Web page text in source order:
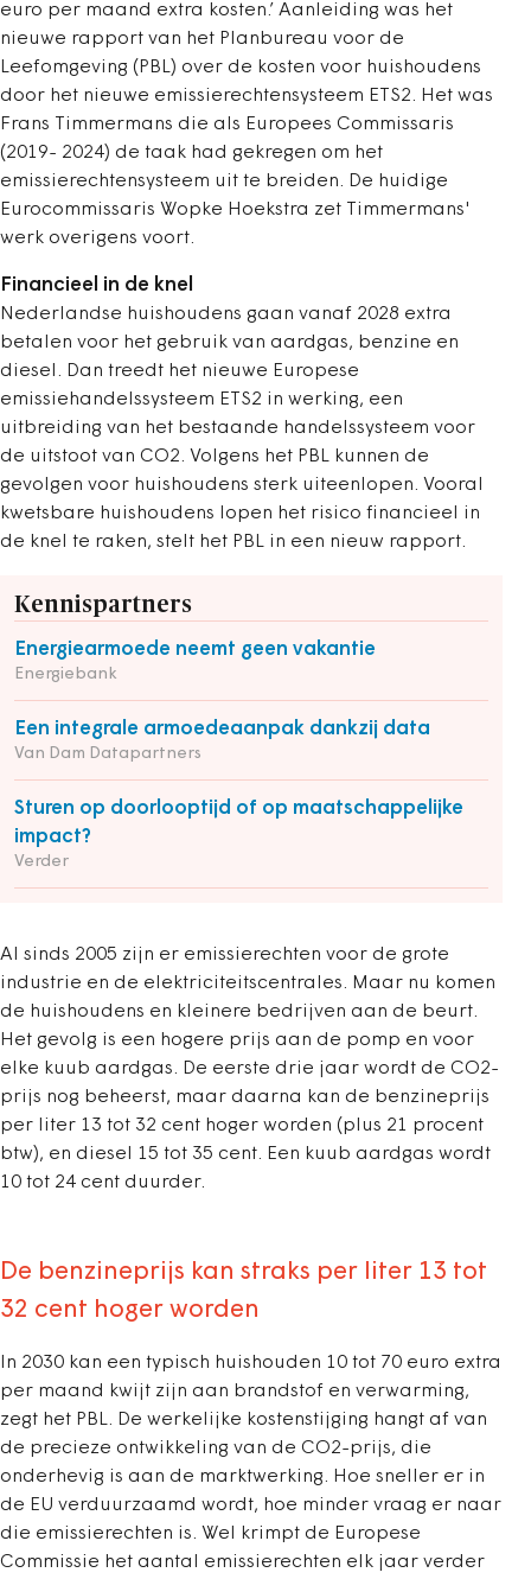
euro per maand extra kosten.’ Aanleiding was het
nieuwe rapport van het Planbureau voor de
Leefomgeving (PBL) over de kosten voor huishoudens
door het nieuwe emissierechtensysteem ETS2. Het was
Frans Timmermans die als Europees Commissaris
(2019- 2024) de taak had gekregen om het
emissierechtensysteem uit te breiden. De huidige
Eurocommissaris Wopke Hoekstra zet Timmermans'
werk overigens voort.
Financieel in de knel
Nederlandse huishoudens gaan vanaf 2028 extra
betalen voor het gebruik van aardgas, benzine en
diesel. Dan treedt het nieuwe Europese
emissiehandelssysteem ETS2 in werking, een
uitbreiding van het bestaande handelssysteem voor
de uitstoot van CO2. Volgens het PBL kunnen de
gevolgen voor huishoudens sterk uiteenlopen. Vooral
kwetsbare huishoudens lopen het risico financieel in
de knel te raken, stelt het PBL in een nieuw rapport.
Kennispartners
Energiearmoede neemt geen vakantie
Energiebank
Een integrale armoedeaanpak dankzij data
Van Dam Datapartners
Sturen op doorlooptijd of op maatschappelijke
impact?
Verder
Al sinds 2005 zijn er emissierechten voor de grote
industrie en de elektriciteitscentrales. Maar nu komen
de huishoudens en kleinere bedrijven aan de beurt.
Het gevolg is een hogere prijs aan de pomp en voor
elke kuub aardgas. De eerste drie jaar wordt de CO2-
prijs nog beheerst, maar daarna kan de benzineprijs
per liter 13 tot 32 cent hoger worden (plus 21 procent
btw), en diesel 15 tot 35 cent. Een kuub aardgas wordt
10 tot 24 cent duurder.
De benzineprijs kan straks per liter 13 tot
32 cent hoger worden
In 2030 kan een typisch huishouden 10 tot 70 euro extra
per maand kwijt zijn aan brandstof en verwarming,
zegt het PBL. De werkelijke kostenstijging hangt af van
de precieze ontwikkeling van de CO2-prijs, die
onderhevig is aan de marktwerking. Hoe sneller er in
de EU verduurzaamd wordt, hoe minder vraag er naar
die emissierechten is. Wel krimpt de Europese
Commissie het aantal emissierechten elk jaar verder